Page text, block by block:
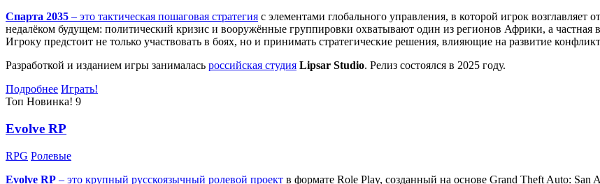
Спарта 2035 – это тактическая пошаговая стратегия с элементами глобального управления, в которой игрок возглавляет
недалёком будущем: политический кризис и вооружённые группировки охватывают один из регионов Африки, а частная
Игроку предстоит не только участвовать в боях, но и принимать стратегические решения, влияющие на развитие
Разработкой и изданием игры занималась российская студия Lipsar Studio. Релиз состоялся в 2025 году.
Подробнее Играть!
Топ Новинка! 9
Evolve RP
RPG Ролевые
Evolve RP – это крупный русскоязычный ролевой проект в формате Role Play, созданный на основе Grand Theft Auto: